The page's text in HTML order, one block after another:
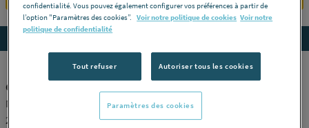
COUPE TUBE PLASTIQUE - Coupe tube Guillotine
Modèle n°2 -
N°2 -Ø ext. tube (pouce)
211522
confidentialité. Vous pouvez également configurer vos préférences à partir de
l’option "Paramètres des cookies”. Voir notre politique de cookies Voir notre
politique de confidentialité
Tout refuser Autoriser tous les cookies
Paramètres des cookies